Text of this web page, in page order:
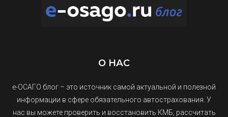
О НАС
е-ОСАГО блог – это источник самой актуальной и полезной
информации в сфере обязательного автострахования. У
нас вы можете проверить и восстановить КМБ, рассчитать